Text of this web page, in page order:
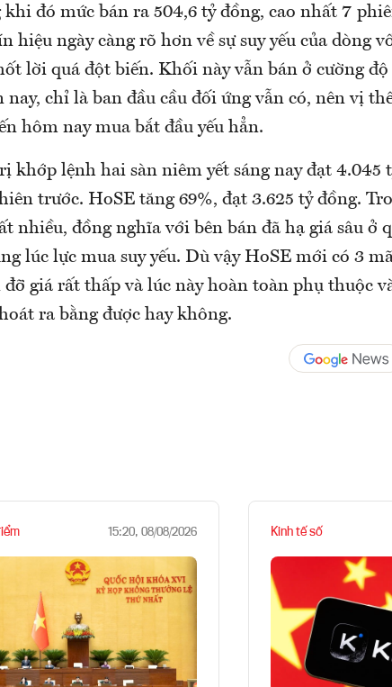
khi đó mức bán ra 504,6 tỷ đồng, cao nhất 7
hiệu ngày càng rõ hơn về sự suy yếu của dòng
lời quá đột biến. Khối này vẫn bán ở cường
nay, chỉ là ban đầu cầu đối ứng vẫn có, nên vị
hôm nay mua bắt đầu yếu hẳn.
khớp lệnh hai sàn niêm yết sáng nay đạt 4.045
trước. HoSE tăng 69%, đạt 3.625 tỷ đồng.
nhiều, đồng nghĩa với bên bán đã hạ giá sâu ở
lúc lực mua suy yếu. Dù vậy HoSE mới có 3
đỡ giá rất thấp và lúc này hoàn toàn phụ thuộc
ra bằng được hay không.
15:20, 08/08/2026 Kinh tế số